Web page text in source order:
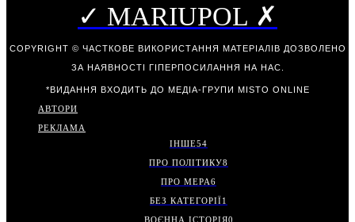
✓ MARIUPOL ✗
COPYRIGHT © ЧАСТКОВЕ ВИКОРИСТАННЯ МАТЕРІАЛІВ ДОЗВОЛЕНО
ЗА НАЯВНОСТІ ГІПЕРПОСИЛАННЯ НА НАС.
*ВИДАННЯ ВХОДИТЬ ДО МЕДІА-ГРУПИ MISTO ONLINE
АВТОРИ
РЕКЛАМА
ІНШЕ54
ПРО ПОЛІТИКУ8
ПРО МЕРА6
БЕЗ КАТЕГОРІЇ1
ВОЄННА ІСТОРІЯ0